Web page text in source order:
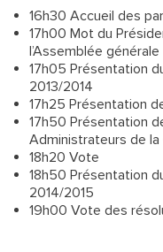
16h30 Accueil des
17h00 Mot du
l’Assemblée générale
17h05 Présentation
2013/2014
17h25 Présentation
17h50 Présentation
Administrateurs de la
18h20 Vote
18h50 Présentation
2014/2015
19h00 Vote des